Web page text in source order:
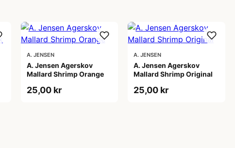
A. JENSEN
A. Jensen Agerskov
Mallard Shrimp Orange
25,00 kr
A. JENSEN
A. Jensen Agerskov
Mallard Shrimp Original
25,00 kr